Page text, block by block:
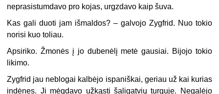
neprasistumdavo pro kojas, urgzdavo kaip šuva.
Kas gali duoti jam išmaldos? – galvojo Zygfrid. Nuo tokio
norisi kuo toliau.
Apsiriko. Žmonės į jo dubenėlį metė gausiai. Bijojo tokio
likimo.
Zygfrid jau neblogai kalbėjo ispaniškai, geriau už kai kurias
indėnes. Ji mėgdavo užkąsti šaligatvių turguje. Negalėjo